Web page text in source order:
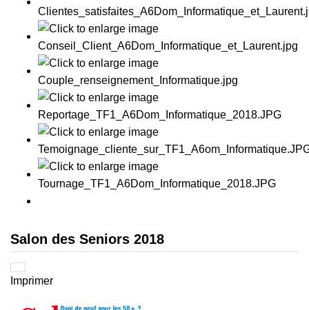
Salon des Seniors 2018
Imprimer